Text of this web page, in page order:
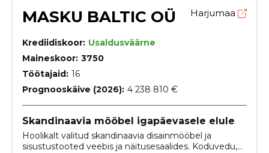
MASKU BALTIC OÜ Harjumaa
Krediidiskoor: Usaldusväärne
Maineskoor: 3750
Töötajaid: 16
Prognooskäive (2026): 4 238 810 €
Skandinaavia mööbel igapäevasele elule
Hoolikalt valitud skandinaavia disainmööbel ja
sisustustooted veebis ja näitusesaalides. Koduvedu,